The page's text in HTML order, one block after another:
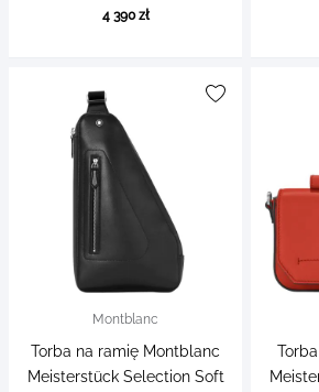
4 390 zł
Montblanc
Torba na ramię Montblanc
Meisterstück Selection Soft